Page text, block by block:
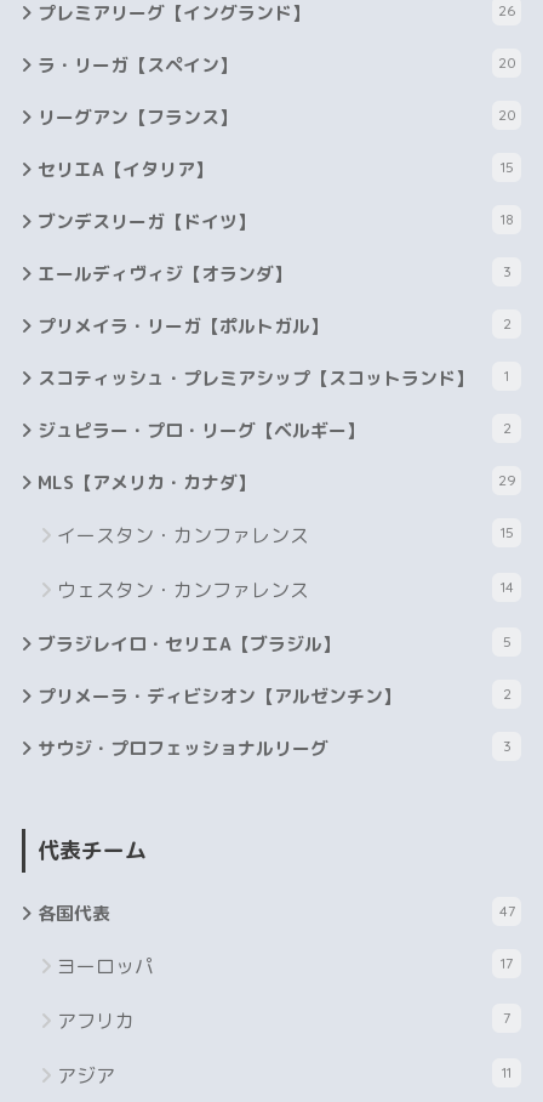
プレミアリーグ【イングランド】 26
ラ・リーガ【スペイン】 20
リーグアン【フランス】 20
セリエA【イタリア】 15
ブンデスリーガ【ドイツ】 18
エールディヴィジ【オランダ】 3
プリメイラ・リーガ【ポルトガル】 2
スコティッシュ・プレミアシップ【スコットランド】 1
ジュピラー・プロ・リーグ【ベルギー】 2
MLS【アメリカ・カナダ】 29
イースタン・カンファレンス 15
ウェスタン・カンファレンス 14
ブラジレイロ・セリエA【ブラジル】 5
プリメーラ・ディビシオン【アルゼンチン】 2
サウジ・プロフェッショナルリーグ 3
代表チーム
各国代表 47
ヨーロッパ 17
アフリカ 7
アジア 11